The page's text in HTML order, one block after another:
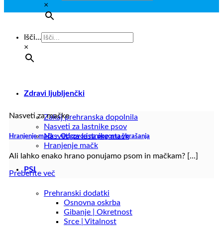
×
Išči...
×
Zdravi ljubljenčki
Zakaj prehranska dopolnila
Nasveti za lastnike psov
Nasveti za lastnike mačk
Hranjenje mačk
PSI
Prehranski dodatki
Osnovna oskrba
Gibanje | Okretnost
Srce | Vitalnost
Nasveti za mačke
Hranjenje mačk – Odgovori na pogosta vprašanja
Ali lahko enako hrano ponujamo psom in mačkam? [...]
Preberite več